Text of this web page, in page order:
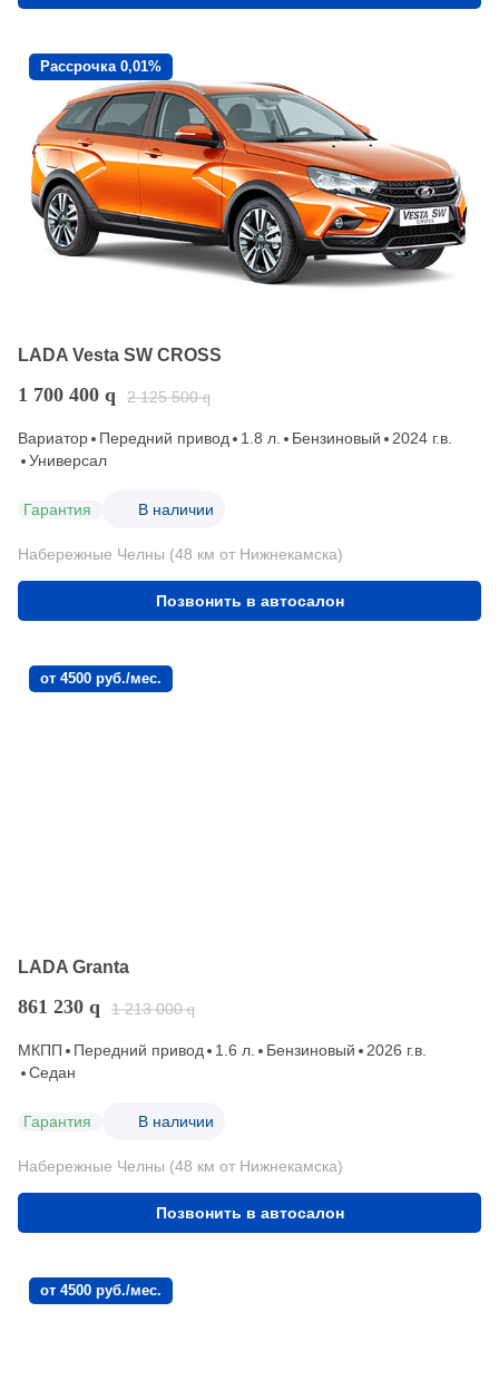
Рассрочка 0,01%
LADA Vesta SW CROSS
1 700 400 q 2 125 500 q
Вариатор Передний привод 1.8 л. Бензиновый
2024 г.в.
Универсал
Гарантия В наличии
Набережные Челны (48 км от Нижнекамска)
Позвонить в автосалон
от 4500 руб./мес.
LADA Granta
861 230 q 1 213 000 q
МКПП Передний привод 1.6 л. Бензиновый
2026 г.в.
Седан
Гарантия В наличии
Набережные Челны (48 км от Нижнекамска)
Позвонить в автосалон
от 4500 руб./мес.